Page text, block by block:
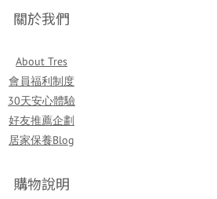
關於我們
About Tres
會員福利制度
30天安心體驗
好友推薦企劃
居家保養Blog
購物說明